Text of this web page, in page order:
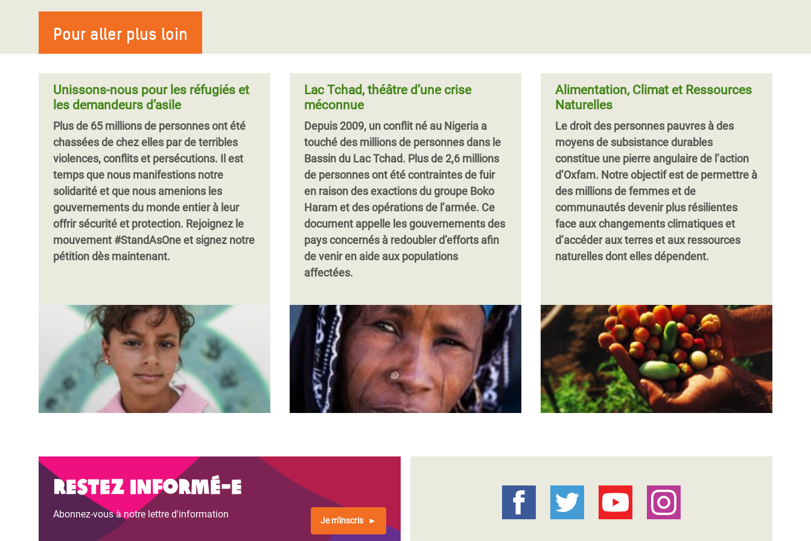
Le changement climatique est une
menace planétaire : tous les pays sont
plus. Dans le sud du Niger, Oxfam travaille
sur la mise en place d’activités
génératrices de revenus destinées à
renforcer la résilience de la population
face au changement climatique et à
l’insécurité alimentaire.
Niger.
avec 27 millions de personnes
souffrant de la faim
millions de personnes qui souffrent d
de personnes actuellement menacées
sévèrement par la faim en raison du
conflit
entourent la renégociation
N
Pour aller plus loin
Unissons-nous pour les réfugiés et
les demandeurs d’asile
Plus de 65 millions de personnes ont été
chassées de chez elles par de terribles
violences, conflits et persécutions. Il est
temps que nous manifestions notre
solidarité et que nous amenions les
gouvernements du monde entier à leur
offrir sécurité et protection. Rejoignez le
mouvement #StandAsOne et signez notre
pétition dès maintenant.
Lac Tchad, théâtre d’une crise
méconnue
Depuis 2009, un conflit né au Nigeria a
touché des millions de personnes dans le
Bassin du Lac Tchad. Plus de 2,6 millions
de personnes ont été contraintes de fuir
en raison des exactions du groupe Boko
Haram et des opérations de l’armée. Ce
document appelle les gouvernements des
pays concernés à redoubler d’efforts afin
de venir en aide aux populations
affectées.
Alimentation, Climat et Ressources
Naturelles
Le droit des personnes pauvres à des
moyens de subsistance durables
constitue une pierre angulaire de l’action
d’Oxfam. Notre objectif est de permettre à
des millions de femmes et de
communautés devenir plus résilientes
face aux changements climatiques et
d’accéder aux terres et aux ressources
naturelles dont elles dépendent.
Restez informé-e
Abonnez-vous à notre lettre d'information
Je m'inscris